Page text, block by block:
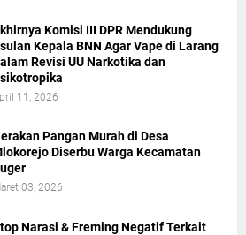
Komisi III DPR Mendukung
Kepala BNN Agar Vape di Larang
Revisi UU Narkotika dan
11, 2026
Pangan Murah di Desa
Diserbu Warga Kecamatan
03, 2026
Narasi & Freming Negatif Terkait